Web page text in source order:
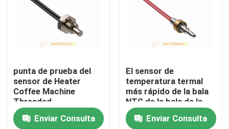
Puntas de prueba médicas de la temperatura
Termistor de cristal de NTC
Termistores revestidos de epoxy
punta de prueba del
sensor de Heater
Coffee Machine
Threaded
Temperature del agua
100K Enviar Consulta
El sensor de
temperatura termal
más rápido de la bala
NTC de la bala de la
respuesta para la
máquina del café
Enviar Consulta